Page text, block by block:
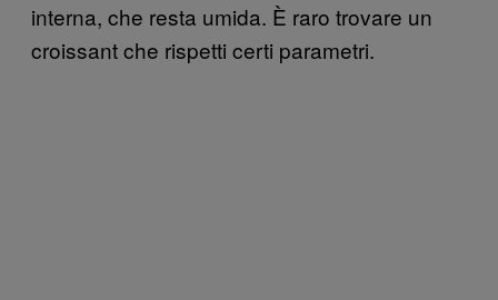
interna, che resta umida. È raro trovare un
croissant che rispetti certi parametri.